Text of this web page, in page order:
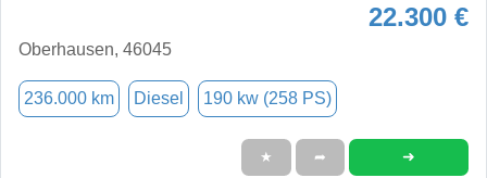
22.300 €
Oberhausen, 46045
236.000 km Diesel 190 kw (258 PS)
★ ➦ ➜